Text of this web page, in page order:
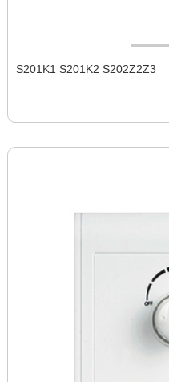
S201K1 S201K2 S202Z2Z3